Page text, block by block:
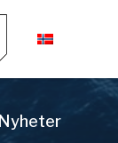
Nyheter